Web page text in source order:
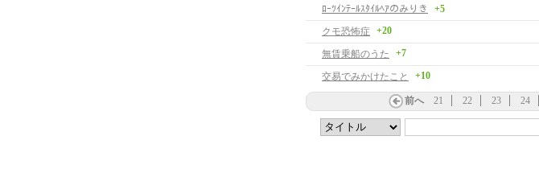
ﾛｰﾂｲﾝﾃｰﾙｽﾀｲﾙﾍｱのみりき
+5
クモ恐怖症
+20
無賃乗船のうた
+7
交易でみかけたこと
+10
前へ 21 22 23 24